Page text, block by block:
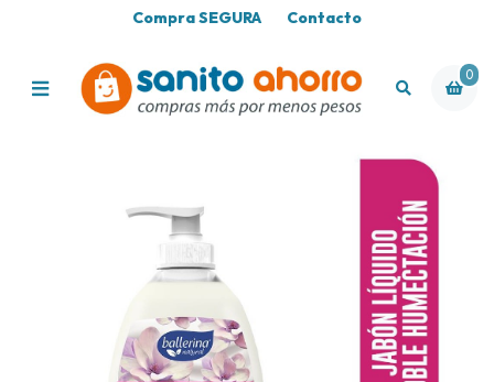
Compra SEGURA Contacto
0